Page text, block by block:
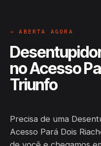
→ ABERTA AGORA
no Acesso
Triunfo
Precisa de uma
Acesso Pará Dois